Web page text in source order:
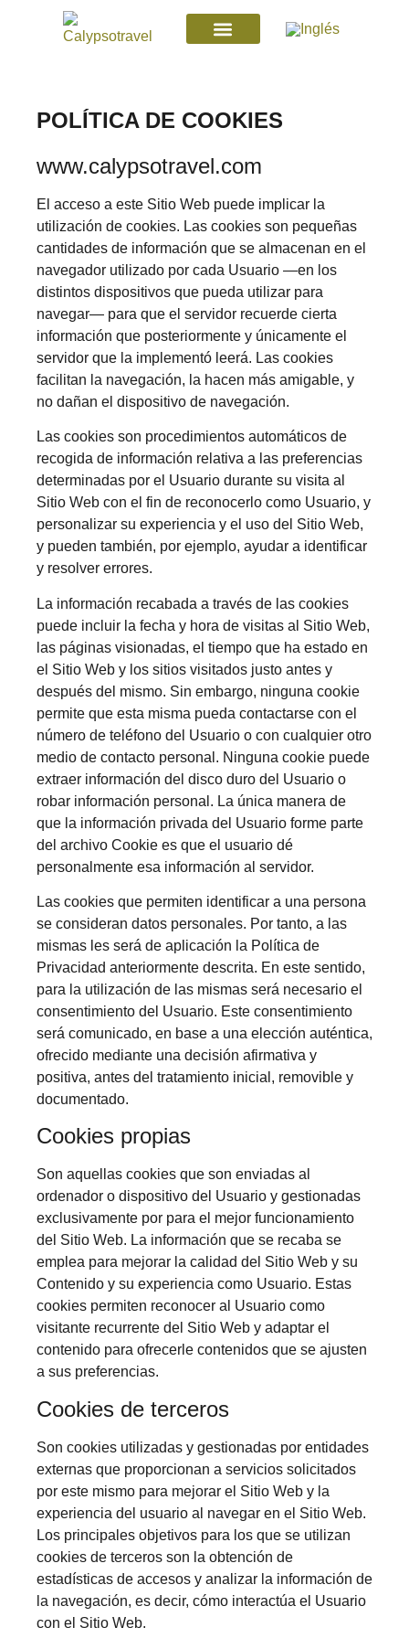
POLÍTICA DE COOKIES
www.calypsotravel.com
El acceso a este Sitio Web puede implicar la
utilización de cookies. Las cookies son pequeñas
cantidades de información que se almacenan en el
navegador utilizado por cada Usuario —en los
distintos dispositivos que pueda utilizar para
navegar— para que el servidor recuerde cierta
información que posteriormente y únicamente el
servidor que la implementó leerá. Las cookies
facilitan la navegación, la hacen más amigable, y
no dañan el dispositivo de navegación.
Las cookies son procedimientos automáticos de
recogida de información relativa a las preferencias
determinadas por el Usuario durante su visita al
Sitio Web con el fin de reconocerlo como Usuario, y
personalizar su experiencia y el uso del Sitio Web,
y pueden también, por ejemplo, ayudar a identificar
y resolver errores.
La información recabada a través de las cookies
puede incluir la fecha y hora de visitas al Sitio Web,
las páginas visionadas, el tiempo que ha estado en
el Sitio Web y los sitios visitados justo antes y
después del mismo. Sin embargo, ninguna cookie
permite que esta misma pueda contactarse con el
número de teléfono del Usuario o con cualquier otro
medio de contacto personal. Ninguna cookie puede
extraer información del disco duro del Usuario o
robar información personal. La única manera de
que la información privada del Usuario forme parte
del archivo Cookie es que el usuario dé
personalmente esa información al servidor.
Las cookies que permiten identificar a una persona
se consideran datos personales. Por tanto, a las
mismas les será de aplicación la Política de
Privacidad anteriormente descrita. En este sentido,
para la utilización de las mismas será necesario el
consentimiento del Usuario. Este consentimiento
será comunicado, en base a una elección auténtica,
ofrecido mediante una decisión afirmativa y
positiva, antes del tratamiento inicial, removible y
documentado.
Cookies propias
Son aquellas cookies que son enviadas al
ordenador o dispositivo del Usuario y gestionadas
exclusivamente por para el mejor funcionamiento
del Sitio Web. La información que se recaba se
emplea para mejorar la calidad del Sitio Web y su
Contenido y su experiencia como Usuario. Estas
cookies permiten reconocer al Usuario como
visitante recurrente del Sitio Web y adaptar el
contenido para ofrecerle contenidos que se ajusten
a sus preferencias.
Cookies de terceros
Son cookies utilizadas y gestionadas por entidades
externas que proporcionan a servicios solicitados
por este mismo para mejorar el Sitio Web y la
experiencia del usuario al navegar en el Sitio Web.
Los principales objetivos para los que se utilizan
cookies de terceros son la obtención de
estadísticas de accesos y analizar la información de
la navegación, es decir, cómo interactúa el Usuario
con el Sitio Web.